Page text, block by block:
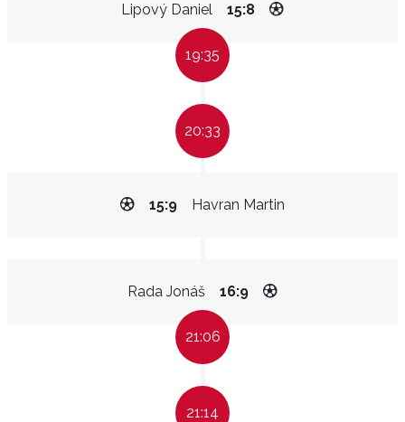
Lipový Daniel 15:8
19:35
20:33
Havran Martin
15:9
Rada Jonáš 16:9
21:06
21:14